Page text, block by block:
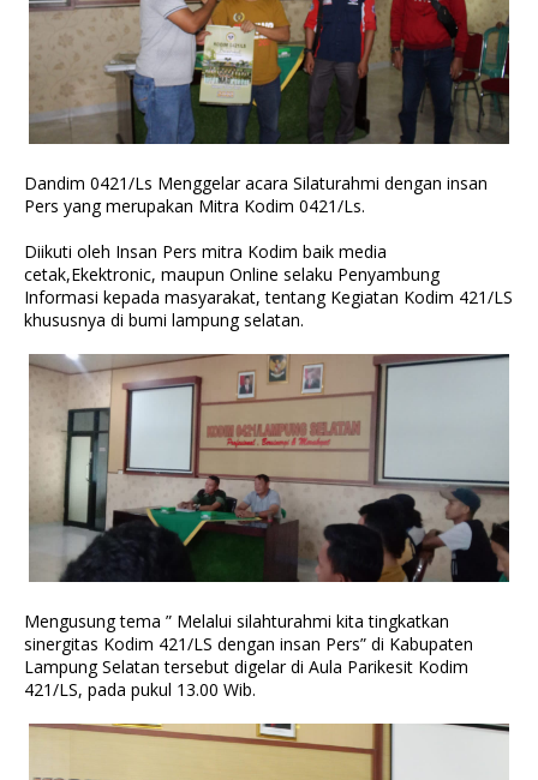
Dandim 0421/Ls Menggelar acara Silaturahmi dengan insan
Pers yang merupakan Mitra Kodim 0421/Ls.
Diikuti oleh Insan Pers mitra Kodim baik media
cetak,Ekektronic, maupun Online selaku Penyambung
Informasi kepada masyarakat, tentang Kegiatan Kodim 421/LS
khususnya di bumi lampung selatan.
Mengusung tema ” Melalui silahturahmi kita tingkatkan
sinergitas Kodim 421/LS dengan insan Pers” di Kabupaten
Lampung Selatan tersebut digelar di Aula Parikesit Kodim
421/LS, pada pukul 13.00 Wib.